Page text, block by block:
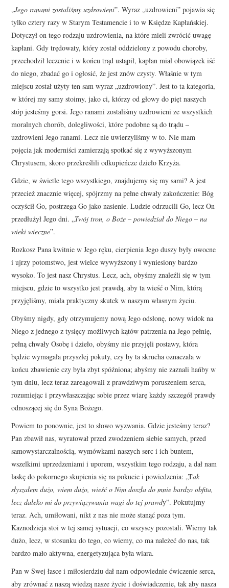
„Jego ranami zostaliśmy uzdrowieni”. Wyraz „uzdrowieni” pojawia się
tylko cztery razy w Starym Testamencie i to w Księdze Kapłańskiej.
Dotyczył on tego rodzaju uzdrowienia, na które mieli zwrócić uwagę
kapłani. Gdy trędowaty, który został oddzielony z powodu choroby,
przechodził leczenie i w końcu trąd ustąpił, kapłan miał obowiązek iść
do niego, zbadać go i ogłosić, że jest znów czysty. Właśnie w tym
miejscu został użyty ten sam wyraz „uzdrowiony”. Jest to ta kategoria,
w której my samy stoimy, jako ci, którzy od głowy do pięt naszych
stóp jesteśmy gorsi. Jego ranami zostaliśmy uzdrowieni ze wszystkich
moralnych chorób, dolegliwości, które podobne są do trądu –
uzdrowieni Jego ranami. Lecz nie uwierzyliśmy w to. Nie mam
pojęcia jak moderniści zamierzają spotkać się z wywyższonym
Chrystusem, skoro przekreślili odkupieńcze dzieło Krzyża.
Gdzie, w świetle tego wszystkiego, znajdujemy się my sami? A jest
przecież znacznie więcej, spójrzmy na pełne chwały zakończenie: Bóg
oczyścił Go, postrzega Go jako nasienie. Ludzie odrzucili Go, lecz On
przedłużył Jego dni. „Twój tron, o Boże – powiedział do Niego – na
wieki wieczne”.
Rozkosz Pana kwitnie w Jego ręku, cierpienia Jego duszy były owocne
i ujrzy potomstwo, jest wielce wywyższony i wyniesiony bardzo
wysoko. To jest nasz Chrystus. Lecz, ach, obyśmy znaleźli się w tym
miejscu, gdzie to wszystko jest prawdą, aby ta wieść o Nim, którą
przyjęliśmy, miała praktyczny skutek w naszym własnym życiu.
Obyśmy nigdy, gdy otrzymujemy nową Jego odsłonę, nowy widok na
Niego z jednego z tysięcy możliwych kątów patrzenia na Jego pełnię,
pełną chwały Osobę i dzieło, obyśmy nie przyjęli postawy, która
będzie wymagała przyszłej pokuty, czy by ta skrucha oznaczała w
końcu zbawienie czy była zbyt spóźniona; abyśmy nie zaznali hańby w
tym dniu, lecz teraz zareagowali z prawdziwym poruszeniem serca,
rozumiejąc i przywłaszczając sobie przez wiarę każdy szczegół prawdy
odnoszącej się do Syna Bożego.
Powiem to ponownie, jest to słowo wyzwania. Gdzie jesteśmy teraz?
Pan zbawił nas, wyratował przed zwodzeniem siebie samych, przed
samowystarczalnością, wymówkami naszych serc i ich buntem,
wszelkimi uprzedzeniami i uporem, wszystkim tego rodzaju, a dał nam
łaskę do pokornego skupienia się na pokucie i powiedzenia: „Tak
słyszałem dużo, wiem dużo, wieść o Nim doszła do mnie bardzo obfita,
lecz daleko mi do przywiązywania wagi do tej prawdy”. Pokutujmy
teraz. Ach, umiłowani, nikt z nas nie może stanąć poza tym.
Kaznodzieja stoi w tej samej sytuacji, co wszyscy pozostali. Wiemy tak
dużo, lecz, w stosunku do tego, co wiemy, co ma należeć do nas, tak
bardzo mało aktywna, energetyzująca była wiara.
Pan w Swej łasce i miłosierdziu dał nam odpowiednie ćwiczenie serca,
aby zrównać z naszą wiedzą nasze życie i doświadczenie, tak aby nasza